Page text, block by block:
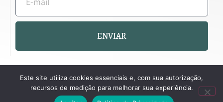
ENVIAR
Este site utiliza cookies essenciais e, com sua autorização,
recursos de medição para melhorar sua experiência.